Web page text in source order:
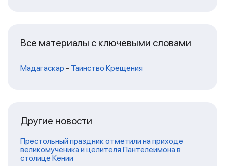
Все материалы с ключевыми словами
Мадагаскар - Таинство Крещения
Другие новости
Престольный праздник отметили на приходе
великомученика и целителя Пантелеимона в
столице Кении